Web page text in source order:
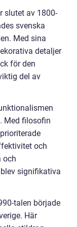
slutet av 1800-
svenska
Med sina
detaljer
för den
del av
Med filosofin
och
och
signifikativa
talen började
Här